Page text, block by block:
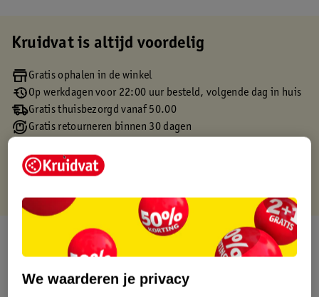
Kruidvat is altijd voordelig
Gratis ophalen in de winkel
Op werkdagen voor 22:00 uur besteld, volgende dag in huis
Gratis thuisbezorgd vanaf 50.00
Gratis retourneren binnen 30 dagen
Over dit product
Productinformatie
We waarderen je privacy